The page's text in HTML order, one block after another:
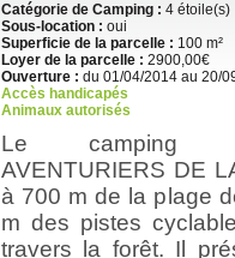
Catégorie de Camping : 4 étoile(s)
Sous-location : oui
Superficie de la parcelle : 100 m²
Loyer de la parcelle : 2900,00€
Ouverture : du 01/04/2014 au 20/
Accès handicapés
Animaux autorisés
Le camping
AVENTURIERS DE
à 700 m de la plage
m des pistes
travers la forêt. Il